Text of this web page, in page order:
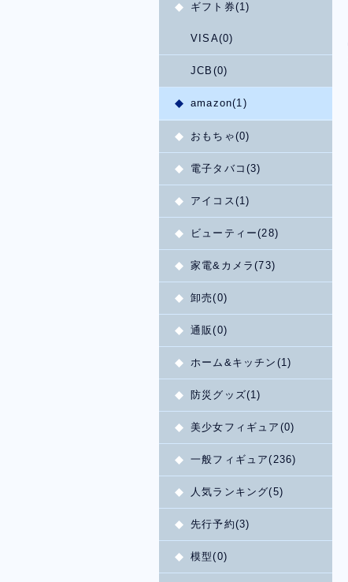
ギフト券(1)
VISA(0)
JCB(0)
amazon(1)
おもちゃ(0)
電子タバコ(3)
アイコス(1)
ビューティー(28)
家電&カメラ(73)
卸売(0)
通販(0)
ホーム&キッチン(1)
防災グッズ(1)
美少女フィギュア(0)
一般フィギュア(236)
人気ランキング(5)
先行予約(3)
模型(0)